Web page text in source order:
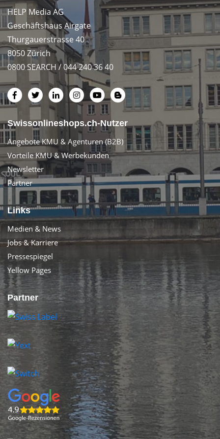
HELP Media AG
Geschäftshaus Airgate
Thurgauerstrasse 40
8050 Zürich
0800 SEARCH / 044 240 36 40
Swissonlineshops.ch-Nutzer
Angebote KMU & Agenturen (B2B)
Vorteile KMU & Werbekunden
Newsletter
Partner
Links
Medien & News
Jobs & Karriere
Pressespiegel
Yellow Pages
Partner